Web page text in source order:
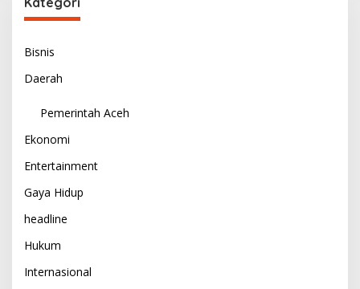
Bisnis
Daerah
Pemerintah Aceh
Ekonomi
Entertainment
Gaya Hidup
headline
Hukum
Internasional